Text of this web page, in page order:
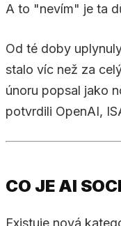
A to "nevím" je ta
Od té doby
stalo víc než za
únoru popsal jako
potvrdili OpenAI,
CO JE AI
Existuje nová